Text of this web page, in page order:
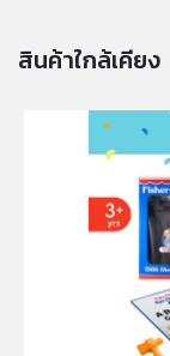
สินค้าใกล้เคียง